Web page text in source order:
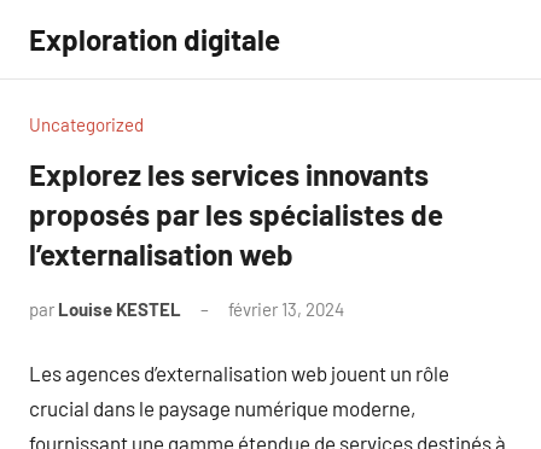
contenu
Exploration digitale
Uncategorized
Explorez les services innovants
proposés par les spécialistes de
l’externalisation web
par Louise KESTEL février 13, 2024
Les agences d’externalisation web jouent un rôle
crucial dans le paysage numérique moderne,
fournissant une gamme étendue de services destinés à